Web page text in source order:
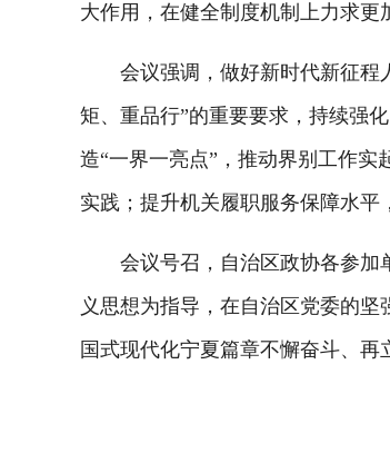
大作用，在健全制度机制上力求更
会议强调，做好新时代新征程人
矩、重品行”的重要要求，持续强
造“一界一亮点”，推动界别工作
实践；提升机关履职服务保障水平
会议号召，自治区政协各参加单
义思想为指导，在自治区党委的
国式现代化宁夏篇章不懈奋斗、再